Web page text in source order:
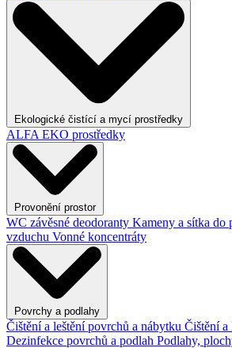
Ekologické čistící a mycí prostředky
ALFA EKO prostředky
Provonění prostor
WC závěsné deodoranty Kameny a sítka do
vzduchu Vonné koncentráty
Povrchy a podlahy
Čištění a leštění povrchů a nábytku Čištění a
Dezinfekce povrchů a podlah Podlahy,